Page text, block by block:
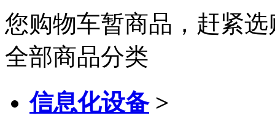
您购物车暂商品，赶紧选
全部商品分类
信息化设备 >